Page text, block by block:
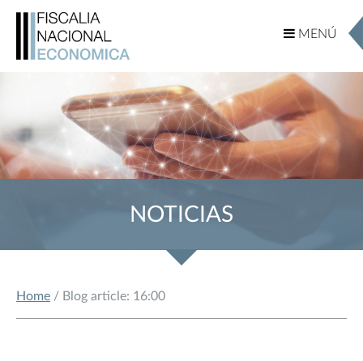
MENÚ
MENÚ
NOTICIAS
Home / Blog article: 16:00